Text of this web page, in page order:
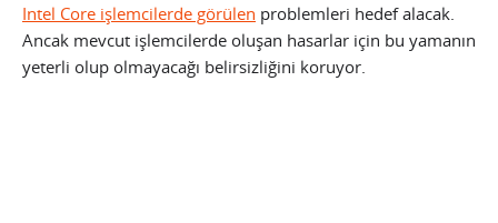
Intel Core işlemcilerde görülen problemleri hedef alacak.
Ancak mevcut işlemcilerde oluşan hasarlar için bu yamanın
yeterli olup olmayacağı belirsizliğini koruyor.